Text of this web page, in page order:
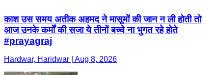
काश उस समय अतीक अहमद ने मासूमों की जान न ली होती तो
आज उनके कर्मों की सजा ये तीनों बच्चे ना भुगत रहे होते
#prayagraj
Hardwar, Haridwar | Aug 8, 2026